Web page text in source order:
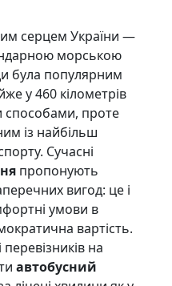
серцем України —
морською
була популярним
у 460 кілометрів
способами, проте
із найбільш
Сучасні
пропонують
вигод: це і
умови в
вартість.
перевізників на
автобусний